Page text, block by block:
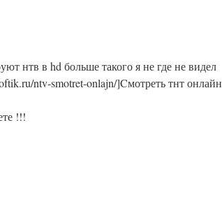
нтв в hd больше такого я не где не видел
ntv-smotret-onlajn/]Cмотреть тнт онлайн
!!!